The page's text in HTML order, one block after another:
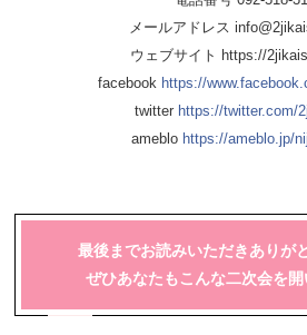
メールアドレス
ウェブサイト https://
facebook https://
twitter https://twitter.com/
ameblo https://ameblo.jp/
最後までお読みいただきありが
ぜひあなたもこんな二次会を